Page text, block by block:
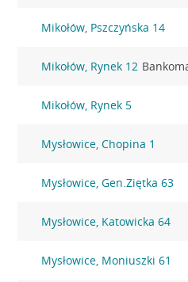
Mikołów, Pszczyńska 14
Mikołów, Rynek 12
Mikołów, Rynek 5
Mysłowice, Chopina 1
Mysłowice, Gen.Ziętka 63
Mysłowice, Katowicka 64
Mysłowice, Moniuszki 61